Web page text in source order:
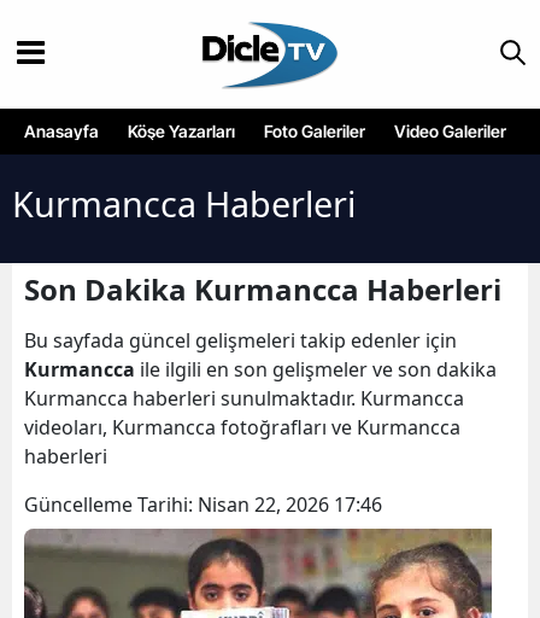
Anasayfa Köşe Yazarları Foto Galeriler Video Galeriler
Kurmancca Haberleri
Son Dakika Kurmancca Haberleri
Bu sayfada güncel gelişmeleri takip edenler için
Kurmancca ile ilgili en son gelişmeler ve son dakika
Kurmancca haberleri sunulmaktadır. Kurmancca
videoları, Kurmancca fotoğrafları ve Kurmancca
haberleri
Güncelleme Tarihi: Nisan 22, 2026 17:46